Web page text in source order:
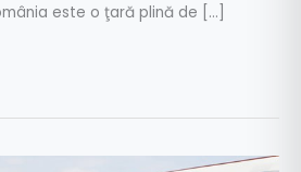
este o ţară plină de […]